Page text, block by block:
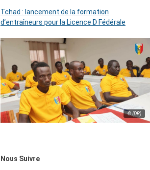
Tchad : lancement de la formation
d’entraîneurs pour la Licence D Fédérale
© (DR)
Nous Suivre